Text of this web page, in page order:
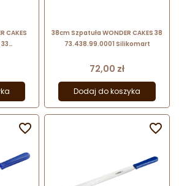
CAKES
38cm Szpatuła WONDER CAKES 38
73.438.99.0001 Silikomart
Cena
72,00 zł
Dodaj do koszyka
 